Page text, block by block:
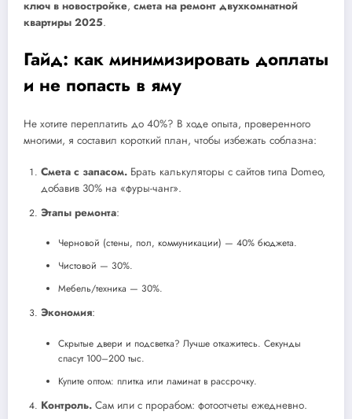
ключ в новостройке, смета на ремонт двухкомнатной
квартиры 2025.
Гайд: как минимизировать доплаты
и не попасть в яму
Не хотите переплатить до 40%? В ходе опыта, проверенного
многими, я составил короткий план, чтобы избежать соблазна:
Смета с запасом. Брать калькуляторы с сайтов типа Domeo,
добавив 30% на «фуры-чанг».
Этапы ремонта:
Черновой (стены, пол, коммуникации) — 40% бюджета.
Чистовой — 30%.
Мебель/техника — 30%.
Экономия:
Скрытые двери и подсветка? Лучше откажитесь. Секунды
спасут 100–200 тыс.
Купите оптом: плитка или ламинат в рассрочку.
Контроль. Сам или с прорабом: фотоотчеты ежедневно.